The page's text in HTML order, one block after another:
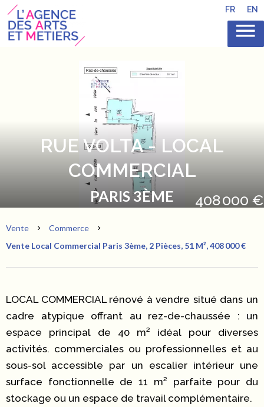
FR EN
RUE VOLTA - LOCAL
COMMERCIAL
PARIS 3ÈME 408 000 €
Vente
Commerce
Vente Local Commercial Paris 3ème, 2 Pièces, 51 M², 408 000 €
LOCAL COMMERCIAL rénové à vendre situé dans un
cadre atypique offrant au rez-de-chaussée : un
espace principal de 40 m² idéal pour diverses
activités. commerciales ou professionnelles et au
sous-sol accessible par un escalier intérieur une
surface fonctionnelle de 11 m² parfaite pour du
stockage ou un espace de travail complémentaire.